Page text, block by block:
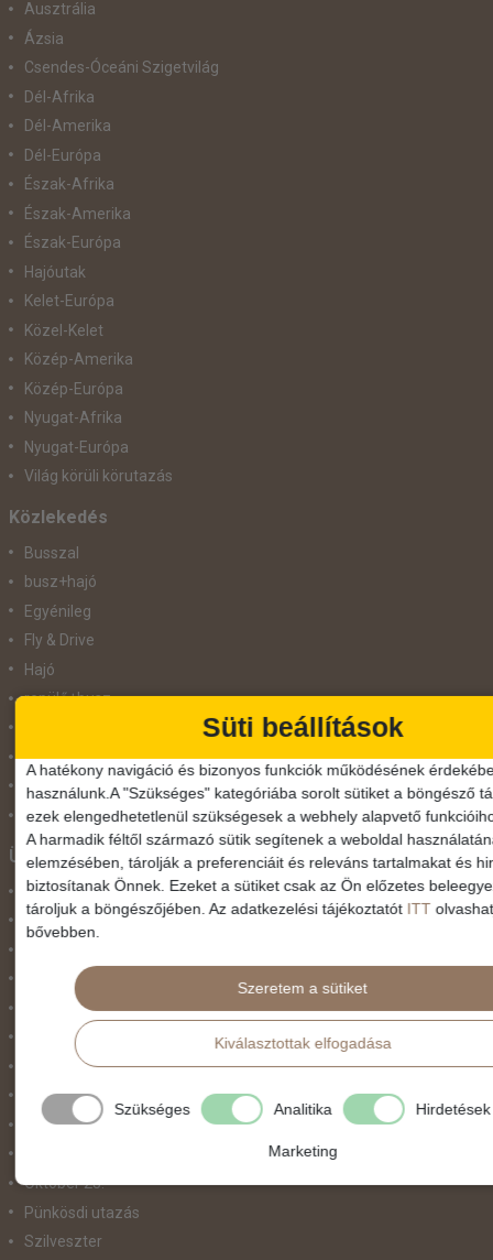
Ausztrália
Ázsia
Csendes-Óceáni Szigetvilág
Dél-Afrika
Dél-Amerika
Dél-Európa
Észak-Afrika
Észak-Amerika
Észak-Európa
Hajóutak
Kelet-Európa
Közel-Kelet
Közép-Amerika
Közép-Európa
Nyugat-Afrika
Nyugat-Európa
Világ körüli körutazás
Közlekedés
Busszal
busz+hajó
Egyénileg
Fly & Drive
Hajó
repülő+busz
Repülővel
Szolgáltatás
Vonat
Ünnepek
Adventi hetek
Húsvét
Karnevál
Két ünnep között
Május 1.
Március 15.
Mikulás
Nőnap
Október 23.
Pünkösdi utazás
Szilveszter
Süti beállítások
A hatékony navigáció és bizonyos funkciók működésének
használunk.A "Szükséges" kategóriába sorolt sütiket a böngésző
ezek elengedhetetlenül szükségesek a webhely alapvető
A harmadik féltől származó sütik segítenek a weboldal
elemzésében, tárolják a preferenciáit és releváns tartalmakat és
biztosítanak Önnek. Ezeket a sütiket csak az Ön előzetes
tároljuk a böngészőjében. Az adatkezelési tájékoztatót ITT
bővebben.
Szeretem a sütiket
Kiválasztottak elfogadása
Szükséges Analitika Hirdetések
Marketing